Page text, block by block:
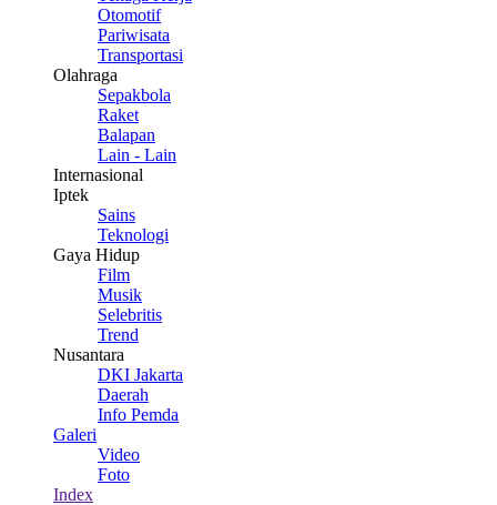
Otomotif
Pariwisata
Transportasi
Olahraga
Sepakbola
Raket
Balapan
Lain - Lain
Internasional
Iptek
Sains
Teknologi
Gaya Hidup
Film
Musik
Selebritis
Trend
Nusantara
DKI Jakarta
Daerah
Info Pemda
Galeri
Video
Foto
Index